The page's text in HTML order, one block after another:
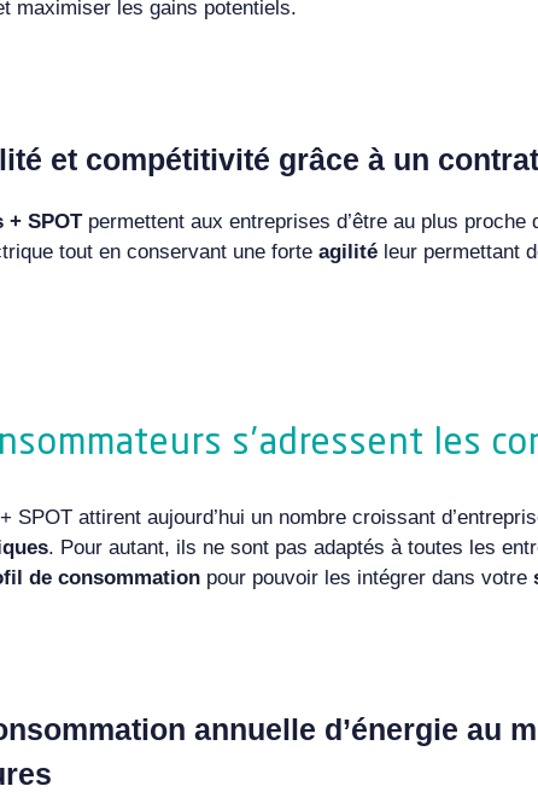
maximiser les gains potentiels.
et compétitivité grâce à un
SPOTpermettent aux entreprises d’être au plus proche
tout en conservant une forte agilité leur permettant
s’adressent les
SPOTattirent aujourd’hui un nombre croissant
. Pour autant, ils ne sont pas adaptés à toutes les
de consommation pour pouvoir les intégrer dans votre
annuelle d’énergie au